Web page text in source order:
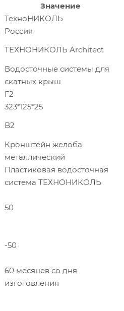
Значение
ТехноНИКОЛЬ
Россия
ТЕХНОНИКОЛЬ Architect
Водосточные системы для
скатных крыш
Г2
323*125*25
В2
Кронштейн желоба
металлический
Пластиковая водосточная
система ТЕХНОНИКОЛЬ
50
-50
60 месяцев со дня
изготовления